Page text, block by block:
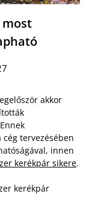
akkor
tervezésében
innen
kerékpár sikere.
kerékpár